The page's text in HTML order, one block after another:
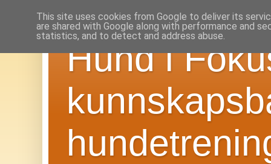
Hund i
This site uses cookies from Google to deliver its
are shared with Google along with performance and
statistics, and to detect and address abuse.